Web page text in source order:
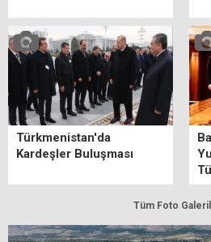
Türkmenistan'da
Kardeşler Buluşması
Tüm Foto